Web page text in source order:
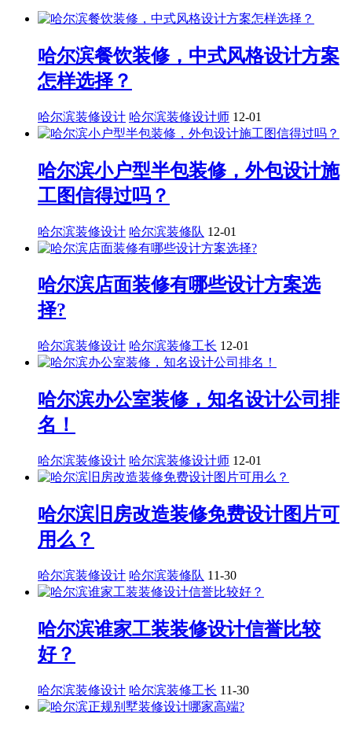
哈尔滨餐饮装修，中式风格设计方案
怎样选择？
哈尔滨装修设计 哈尔滨装修设计师 12-01
哈尔滨小户型半包装修，外包设计施
工图信得过吗？
哈尔滨装修设计 哈尔滨装修队 12-01
哈尔滨店面装修有哪些设计方案选
择?
哈尔滨装修设计 哈尔滨装修工长 12-01
哈尔滨办公室装修，知名设计公司排
名！
哈尔滨装修设计 哈尔滨装修设计师 12-01
哈尔滨旧房改造装修免费设计图片可
用么？
哈尔滨装修设计 哈尔滨装修队 11-30
哈尔滨谁家工装装修设计信誉比较
好？
哈尔滨装修设计 哈尔滨装修工长 11-30